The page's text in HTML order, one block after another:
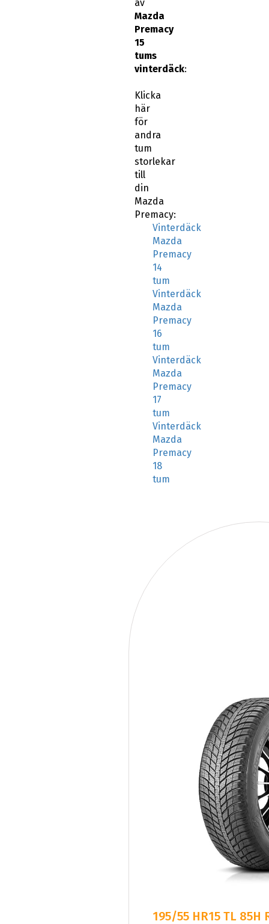
av
Mazda
Premacy
15
tums
vinterdäck:
Klicka
här
för
andra
tum
storlekar
till
din
Mazda
Premacy:
Vinterdäck
Mazda
Premacy
14
tum
Vinterdäck
Mazda
Premacy
16
tum
Vinterdäck
Mazda
Premacy
17
tum
Vinterdäck
Mazda
Premacy
18
tum
195/55 HR15 TL 85H